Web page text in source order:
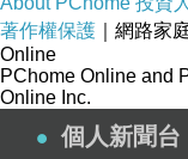
商品訊息功能
著作權保護 ｜網路家
Online
PChome Online and
Online Inc.
個人新聞台